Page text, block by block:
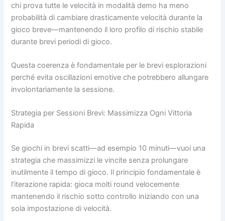
chi prova tutte le velocità in modalità demo ha meno
probabilità di cambiare drasticamente velocità durante la
gioco breve—mantenendo il loro profilo di rischio stabile
durante brevi periodi di gioco.
Questa coerenza è fondamentale per le brevi esplorazioni
perché evita oscillazioni emotive che potrebbero allungare
involontariamente la sessione.
Strategia per Sessioni Brevi: Massimizza Ogni Vittoria
Rapida
Se giochi in brevi scatti—ad esempio 10 minuti—vuoi una
strategia che massimizzi le vincite senza prolungare
inutilmente il tempo di gioco. Il principio fondamentale è
l’iterazione rapida: gioca molti round velocemente
mantenendo il rischio sotto controllo iniziando con una
sola impostazione di velocità.